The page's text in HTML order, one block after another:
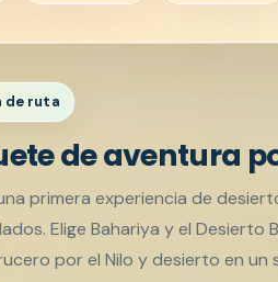
de ruta
de aventura
primera experiencia de
Elige Bahariya y el Desierto
por el Nilo y desierto en un